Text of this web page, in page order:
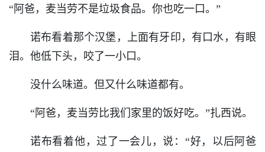
“阿爸，麦当劳不是垃圾食品。你也吃一口。”
诺布看着那个汉堡，上面有牙印，有口水，有眼
泪。他低下头，咬了一小口。
没什么味道。但又什么味道都有。
“阿爸，麦当劳比我们家里的饭好吃。”扎西说。
诺布看着他，过了一会儿，说：“好，以后阿爸